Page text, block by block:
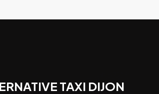
TAXI DIJON